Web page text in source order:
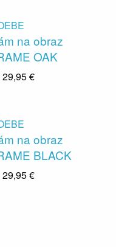
na obraz
OAK
29,95 €
na obraz
BLACK
29,95 €